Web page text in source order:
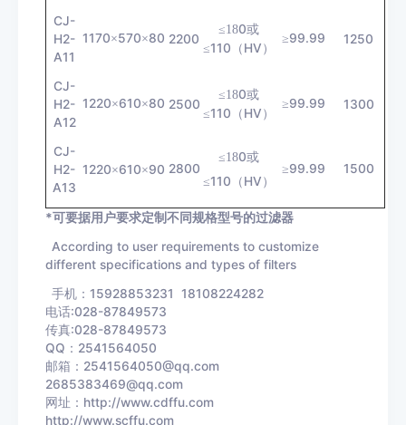
CJ-
H2-
A11
1170×570×80 2200
≤180或
≤110 （ HV ）
≥99.99 1250
CJ-
H2-
A12
1220×610×80 2500
≤180或
≤110 （ HV ）
≥99.99 1300
CJ-
H2-
A13
1220×610×90 2800
≤180或
≤110 （ HV ）
≥99.99 1500
*可要据用户要求定制不同规格型号的过滤器
According to user requirements to customize
different specifications and types of filters
手机：15928853231 18108224282
电话:028-87849573
传真:028-87849573
QQ：2541564050
邮箱：2541564050@qq.com
2685383469@qq.com
网址：http://www.cdffu.com
http://www.scffu.com